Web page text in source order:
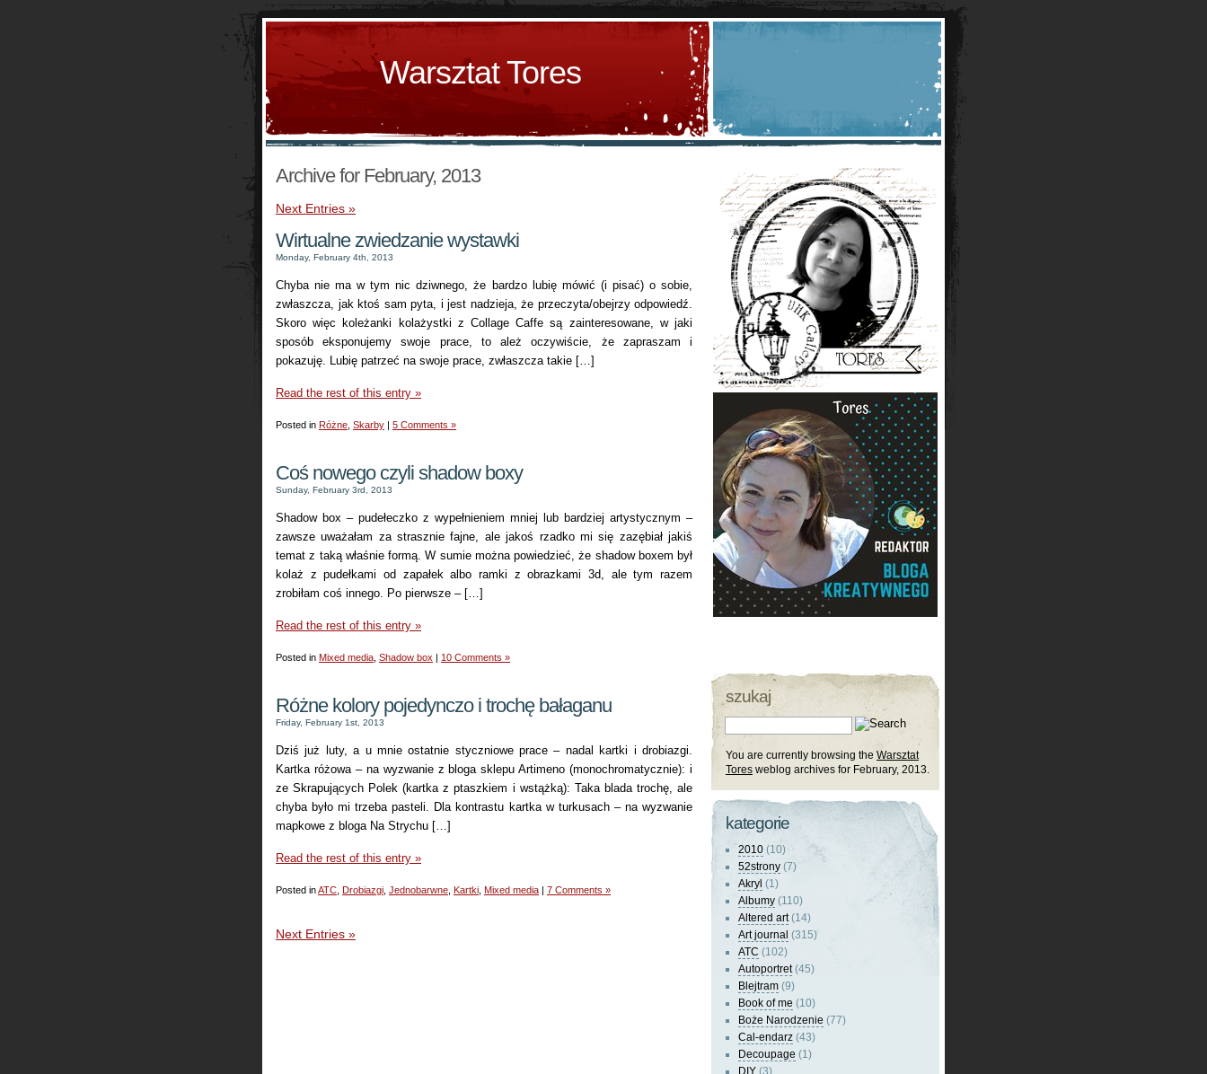
Warsztat Tores
Archive for February, 2013
Next Entries »
Wirtualne zwiedzanie wystawki
Monday, February 4th, 2013
Chyba nie ma w tym nic dziwnego, że bardzo lubię mówić (i pisać) o sobie,
zwłaszcza, jak ktoś sam pyta, i jest nadzieja, że przeczyta/obejrzy odpowiedź.
Skoro więc koleżanki kolażystki z Collage Caffe są zainteresowane, w jaki
sposób eksponujemy swoje prace, to ależ oczywiście, że zapraszam i
pokazuję. Lubię patrzeć na swoje prace, zwłaszcza takie […]
Read the rest of this entry »
Posted in Różne Skarby | 5 Comments »
Coś nowego czyli shadow boxy
Sunday, February 3rd, 2013
Shadow box – pudełeczko z wypełnieniem mniej lub bardziej artystycznym –
zawsze uważałam za strasznie fajne, ale jakoś rzadko mi się zazębiał jakiś
temat z taką właśnie formą. W sumie można powiedzieć, że shadow boxem był
kolaż z pudełkami od zapałek albo ramki z obrazkami 3d, ale tym razem
zrobiłam coś innego. Po pierwsze – […]
Read the rest of this entry »
Posted in Mixed media Shadow box | 10 Comments »
Różne kolory pojedynczo i trochę bałaganu
Friday, February 1st, 2013
Dziś już luty, a u mnie ostatnie styczniowe prace – nadal kartki i drobiazgi.
Kartka różowa – na wyzwanie z bloga sklepu Artimeno (monochromatycznie): i
ze Skrapujących Polek (kartka z ptaszkiem i wstążką): Taka blada trochę, ale
chyba było mi trzeba pasteli. Dla kontrastu kartka w turkusach – na wyzwanie
mapkowe z bloga Na Strychu […]
Read the rest of this entry »
Posted inATC Drobiazgi Jednobarwne Kartki Mixed media | 7 Comments »
Next Entries »
szukaj
You are currently browsing the Warsztat
Tores weblog archives for February, 2013.
kategorie
2010 (10)
52strony (7)
Akryl (1)
Albumy (110)
Altered art(14)
Art journal (315)
ATC (102)
Autoportret(45)
Blejtram (9)
Book of me (10)
Boże Narodzenie (77)
Cal-endarz (43)
Decoupage (1)
DIY (3)